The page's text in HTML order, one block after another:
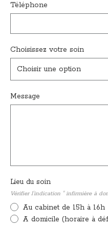
Téléphone
Choisissez votre soin
Choisir une option
Message
Lieu du soin
Vérifier l'indication " infirmière à
Au cabinet de 15h à 16h
A domicile (horaire à